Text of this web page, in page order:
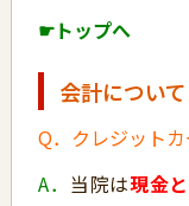
☛トップへ
会計について
Q．クレジット
A． 当院は現金と